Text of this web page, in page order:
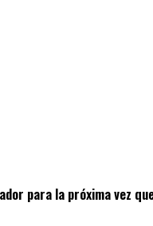
para la próxima vez